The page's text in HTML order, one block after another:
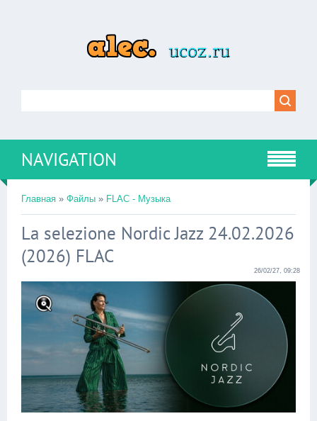
NAVIGATION
Главная » Файлы » FLAC - Музыка
La selezione Nordic Jazz 24.02.2026
(2026) FLAC
26/02/27, 09:28